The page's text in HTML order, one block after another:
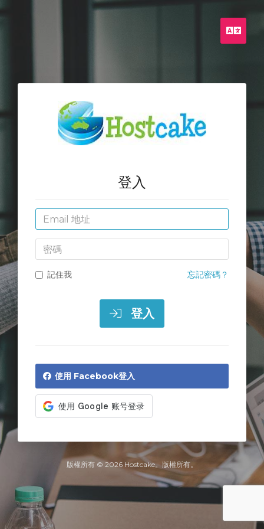
登入
Email
地
址
密
碼
記住我 忘記密碼？
登入
使用 Facebook登入
中
版權所有 © 2026 Hostcake。版權所有。